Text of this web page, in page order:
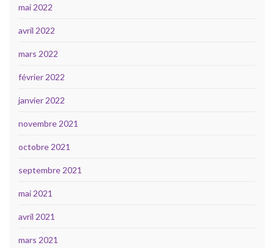
mai 2022
avril 2022
mars 2022
février 2022
janvier 2022
novembre 2021
octobre 2021
septembre 2021
mai 2021
avril 2021
mars 2021